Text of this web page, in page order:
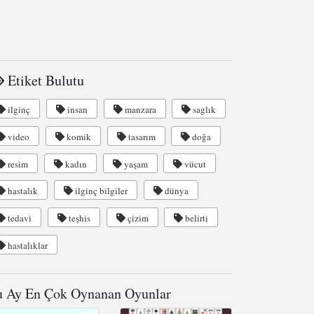
Etiket Bulutu
ilginç insan manzara saglık
video komik tasarım doğa
resim kadın yaşam vücut
hastalık ilginç bilgiler dünya
tedavi teşhis çizim belirti
hastalıklar
Ay En Çok Oynanan Oyunlar